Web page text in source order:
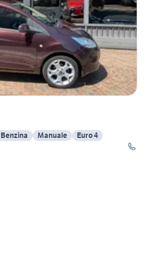
Benzina Manuale
Euro 4